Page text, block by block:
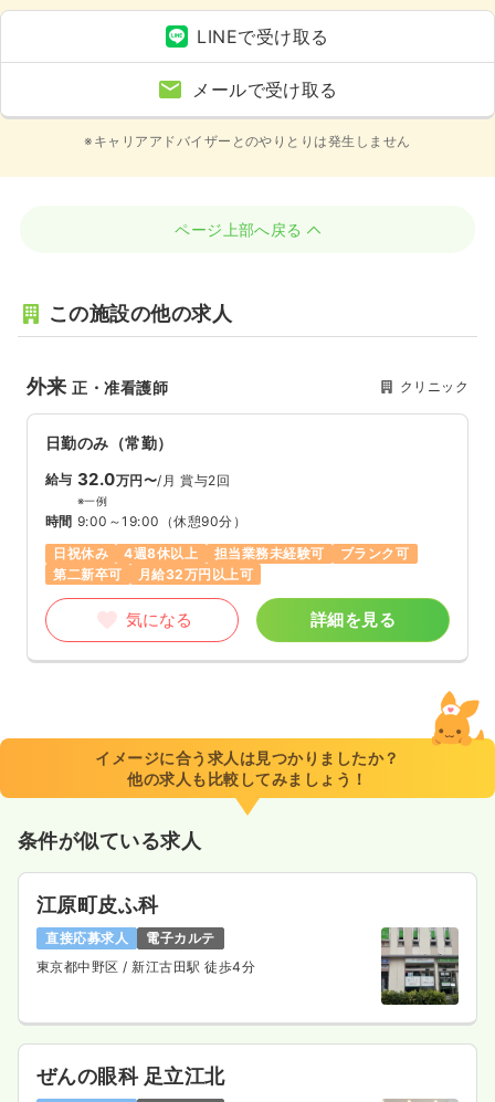
LINEで受け取る
メールで受け取る
※キャリアアドバイザーとのやりとりは発生しません
ページ上部へ戻る
この施設の他の求人
外来正・准看護師 クリニック
日勤のみ（常勤）
給与 32.0万円〜/月 賞与2回
※一例
時間 9:00～19:00 （休憩90分）
日祝休み
4週8休以上 担当業務未経験可
ブランク可
第二新卒可
月給32万円以上可
気になる 詳細を見る
イメージに合う求人は見つかりましたか？
他の求人も比較してみましょう！
条件が似ている求人
江原町皮ふ科
直接応募求人
電子カルテ
東京都中野区/ 新江古田駅 徒歩4分
ぜんの眼科 足立江北